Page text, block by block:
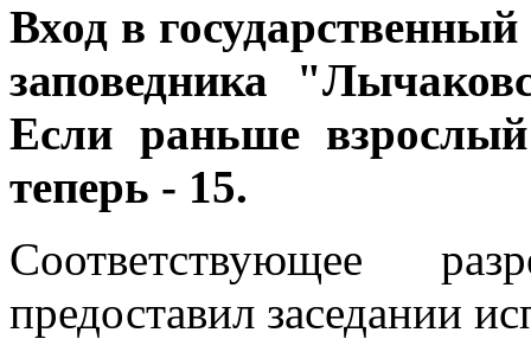
Вход в
заповедника
Если раньше
теперь - 15.
Соответствующее
предоставил заседании